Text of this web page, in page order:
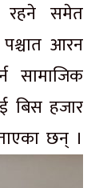
रहने समेत
आरन
सामाजिक
बिस हजार
छन् ।